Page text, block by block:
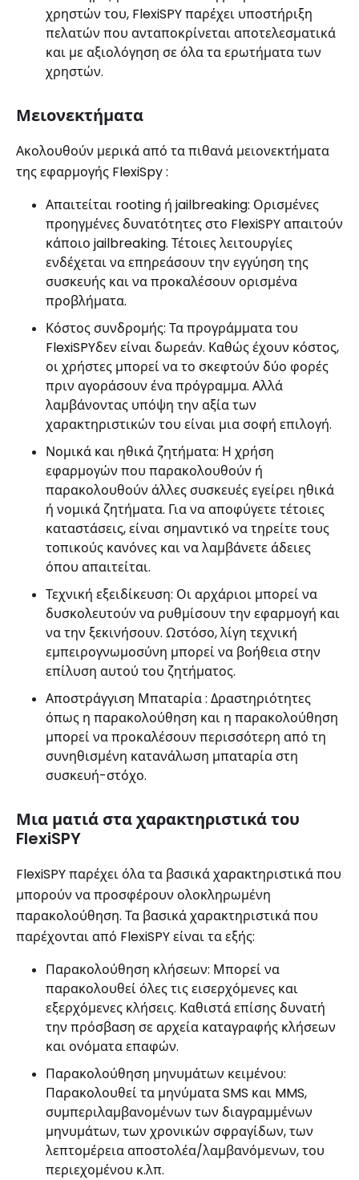
χρηστών του, FlexiSPY παρέχει υποστήριξη
πελατών που ανταποκρίνεται αποτελεσματικά
και με αξιολόγηση σε όλα τα ερωτήματα των
χρηστών.
Μειονεκτήματα
Ακολουθούν μερικά από τα πιθανά μειονεκτήματα
της εφαρμογής FlexiSpy :
Απαιτείται rooting ή jailbreaking: Ορισμένες
προηγμένες δυνατότητες στο FlexiSPY απαιτούν
κάποιο jailbreaking. Τέτοιες λειτουργίες
ενδέχεται να επηρεάσουν την εγγύηση της
συσκευής και να προκαλέσουν ορισμένα
προβλήματα.
Κόστος συνδρομής: Τα προγράμματα του
FlexiSPYδεν είναι δωρεάν. Καθώς έχουν κόστος,
οι χρήστες μπορεί να το σκεφτούν δύο φορές
πριν αγοράσουν ένα πρόγραμμα. Αλλά
λαμβάνοντας υπόψη την αξία των
χαρακτηριστικών του είναι μια σοφή επιλογή.
Νομικά και ηθικά ζητήματα: Η χρήση
εφαρμογών που παρακολουθούν ή
παρακολουθούν άλλες συσκευές εγείρει ηθικά
ή νομικά ζητήματα. Για να αποφύγετε τέτοιες
καταστάσεις, είναι σημαντικό να τηρείτε τους
τοπικούς κανόνες και να λαμβάνετε άδειες
όπου απαιτείται.
Τεχνική εξειδίκευση: Οι αρχάριοι μπορεί να
δυσκολευτούν να ρυθμίσουν την εφαρμογή και
να την ξεκινήσουν. Ωστόσο, λίγη τεχνική
εμπειρογνωμοσύνη μπορεί να βοήθεια στην
επίλυση αυτού του ζητήματος.
Αποστράγγιση Μπαταρία : Δραστηριότητες
όπως η παρακολούθηση και η παρακολούθηση
μπορεί να προκαλέσουν περισσότερη από τη
συνηθισμένη κατανάλωση μπαταρία στη
συσκευή-στόχο.
Μια ματιά στα χαρακτηριστικά του
FlexiSPY
FlexiSPY παρέχει όλα τα βασικά χαρακτηριστικά που
μπορούν να προσφέρουν ολοκληρωμένη
παρακολούθηση. Τα βασικά χαρακτηριστικά που
παρέχονται από FlexiSPY είναι τα εξής:
Παρακολούθηση κλήσεων: Μπορεί να
παρακολουθεί όλες τις εισερχόμενες και
εξερχόμενες κλήσεις. Καθιστά επίσης δυνατή
την πρόσβαση σε αρχεία καταγραφής κλήσεων
και ονόματα επαφών.
Παρακολούθηση μηνυμάτων κειμένου:
Παρακολουθεί τα μηνύματα SMS και MMS,
συμπεριλαμβανομένων των διαγραμμένων
μηνυμάτων, των χρονικών σφραγίδων, των
λεπτομέρεια αποστολέα/λαμβανόμενων, του
περιεχομένου κ.λπ.